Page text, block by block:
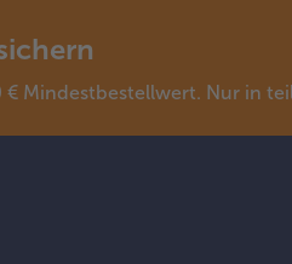
Mindestbestellwert. Nur in